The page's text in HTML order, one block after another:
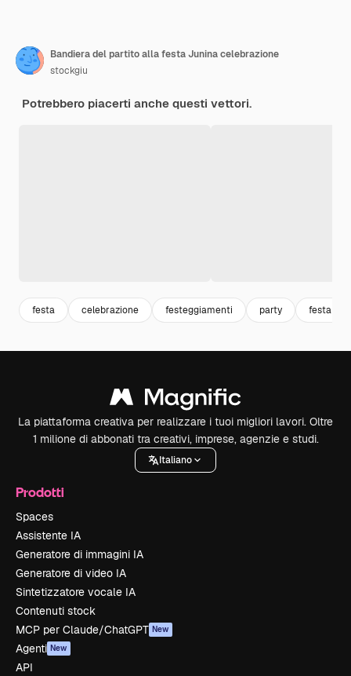
Bandiera del partito alla festa Junina celebrazione
stockgiu
Potrebbero piacerti anche questi vettori.
festa celebrazione festeggiamenti party festa
La piattaforma creativa per realizzare i tuoi migliori lavori. Oltre
1 milione di abbonati tra creativi, imprese, agenzie e studi.
Italiano
Prodotti
Spaces
Assistente IA
Generatore di immagini IA
Generatore di video IA
Sintetizzatore vocale IA
Contenuti stock
MCP per Claude/ChatGPT New
Agenti New
API